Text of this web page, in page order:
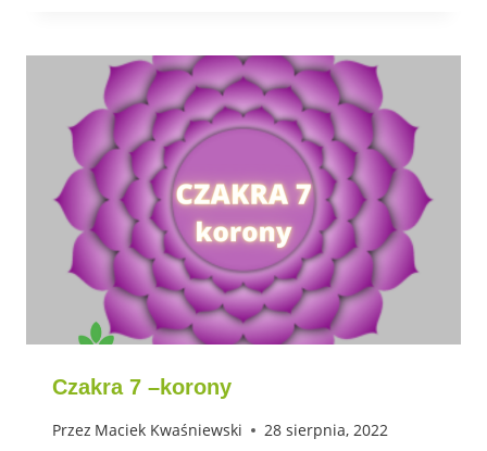
Czakra 7 –korony
Przez Maciek Kwaśniewski 28 sierpnia, 2022